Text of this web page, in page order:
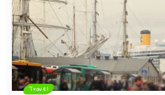
Travel